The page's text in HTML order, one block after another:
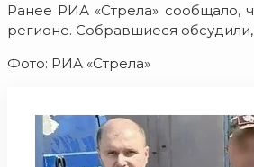
Ранее РИА «Стрела» сообщало,
регионе. Собравшиеся обсудили,
Фото: РИА «Стрела»